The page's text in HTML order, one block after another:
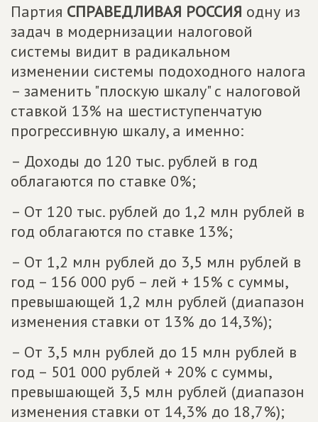
Партия СПРАВЕДЛИВАЯ РОССИЯ одну из
задач в модернизации налоговой
системы видит в радикальном
изменении системы подоходного налога
– заменить "плоскую шкалу" с налоговой
ставкой 13% на шестиступенчатую
прогрессивную шкалу, а именно:
– Доходы до 120 тыс. рублей в год
облагаются по ставке 0%;
– От 120 тыс. рублей до 1,2 млн рублей в
год облагаются по ставке 13%;
– От 1,2 млн рублей до 3,5 млн рублей в
год – 156 000 руб – лей + 15% с суммы,
превышающей 1,2 млн рублей (диапазон
изменения ставки от 13% до 14,3%);
– От 3,5 млн рублей до 15 млн рублей в
год – 501 000 рублей + 20% с суммы,
превышающей 3,5 млн рублей (диапазон
изменения ставки от 14,3% до 18,7%);